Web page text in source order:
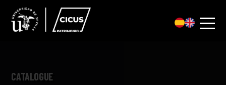
CATALOGUE